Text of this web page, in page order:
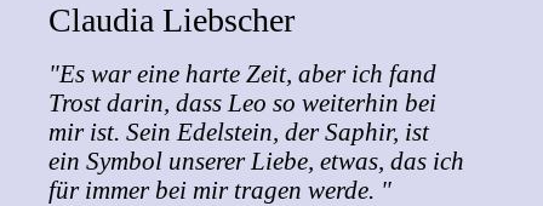
Claudia Liebscher
"Es war eine harte Zeit, aber ich fand
Trost darin, dass Leo so weiterhin bei
mir ist. Sein Edelstein, der Saphir, ist
ein Symbol unserer Liebe, etwas, das ich
für immer bei mir tragen werde. "